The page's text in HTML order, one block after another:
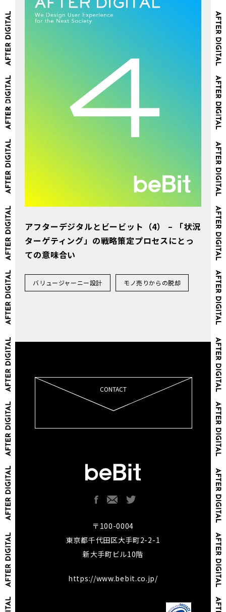
アフターデジタルとビービット（4） – 「状況
ターゲティング」の戦略策定プロセスにとっ
ての意味合い
バリュージャーニー設計 モノ売りからの脱却
CONTACT
〒100-0004
東京都千代田区大手町2-2-1
新大手町ビル10階
https://www.bebit.co.jp/